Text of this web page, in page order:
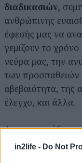
in2life - Do Not
διαδικασιών,
ανθρώπινης
έφεσής μας να
γεμίζουν το
νεύρα μας, την
των προσπαθειών
αβεβαιότητα, της
έλεγχο, και άλλα.
Αν, για
σημαντικού
Αναζήτηση
για...